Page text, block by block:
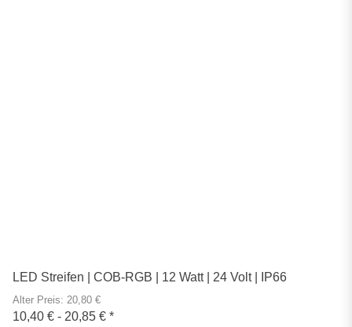
LED Streifen | COB-RGB | 12 Watt | 24 Volt | IP66
Alter Preis: 20,80 €
10,40 € - 20,85 € *